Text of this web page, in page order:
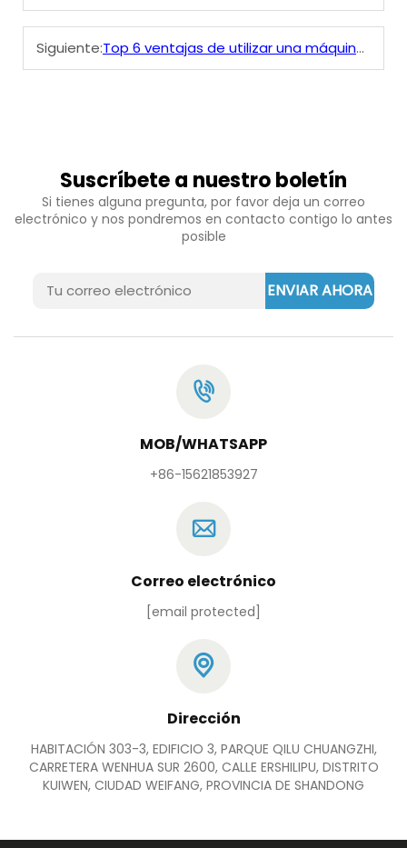
Siguiente:Top 6 ventajas de utilizar una máquina para revestir zanjas en proyectos de riego y drenaje
Suscríbete a nuestro boletín
Si tienes alguna pregunta, por favor deja un correo
electrónico y nos pondremos en contacto contigo lo antes
posible
ENVIAR AHORA
MOB/WHATSAPP
+86-15621853927
Correo electrónico
[email protected]
Dirección
HABITACIÓN 303-3, EDIFICIO 3, PARQUE QILU CHUANGZHI,
CARRETERA WENHUA SUR 2600, CALLE ERSHILIPU, DISTRITO
KUIWEN, CIUDAD WEIFANG, PROVINCIA DE SHANDONG